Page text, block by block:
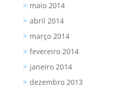
maio 2014
abril 2014
março 2014
fevereiro 2014
janeiro 2014
dezembro 2013